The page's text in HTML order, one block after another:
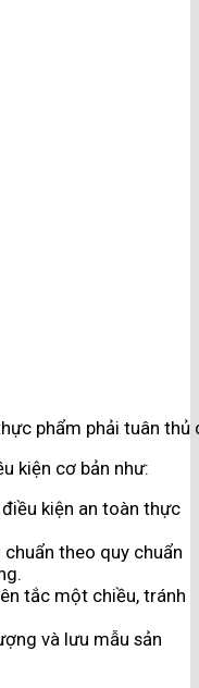
phẩm phải tuân
kiện cơ bản như:
kiện an toàn thực
theo quy chuẩn
tắc một chiều, tránh
và lưu mẫu sản